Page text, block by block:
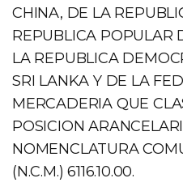
CHINA, DE LA
REPUBLICA POPULAR
LA REPUBLICA
SRI LANKA Y DE LA
MERCADERIA QUE
POSICION
NOMENCLATURA
(N.C.M.) 6116.10.00.